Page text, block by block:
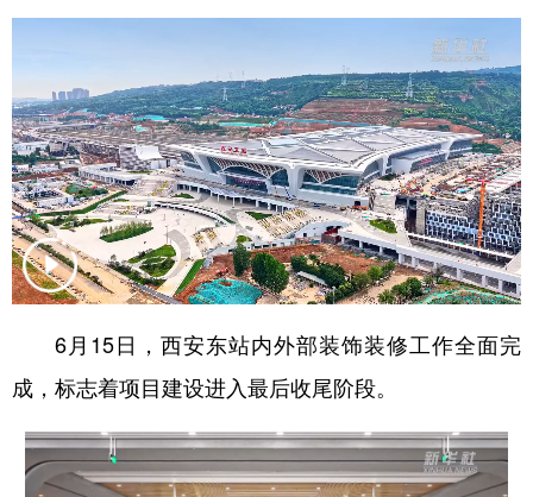
江西
山东 河南 湖北 湖南
广东 广西 海南 重庆
四川 贵州 云南 西藏
陕西 甘肃 青海 宁夏
新疆 内蒙古 黑龙江
6月15日，西安东站内外部装饰装修工作全面完
成，标志着项目建设进入最后收尾阶段。